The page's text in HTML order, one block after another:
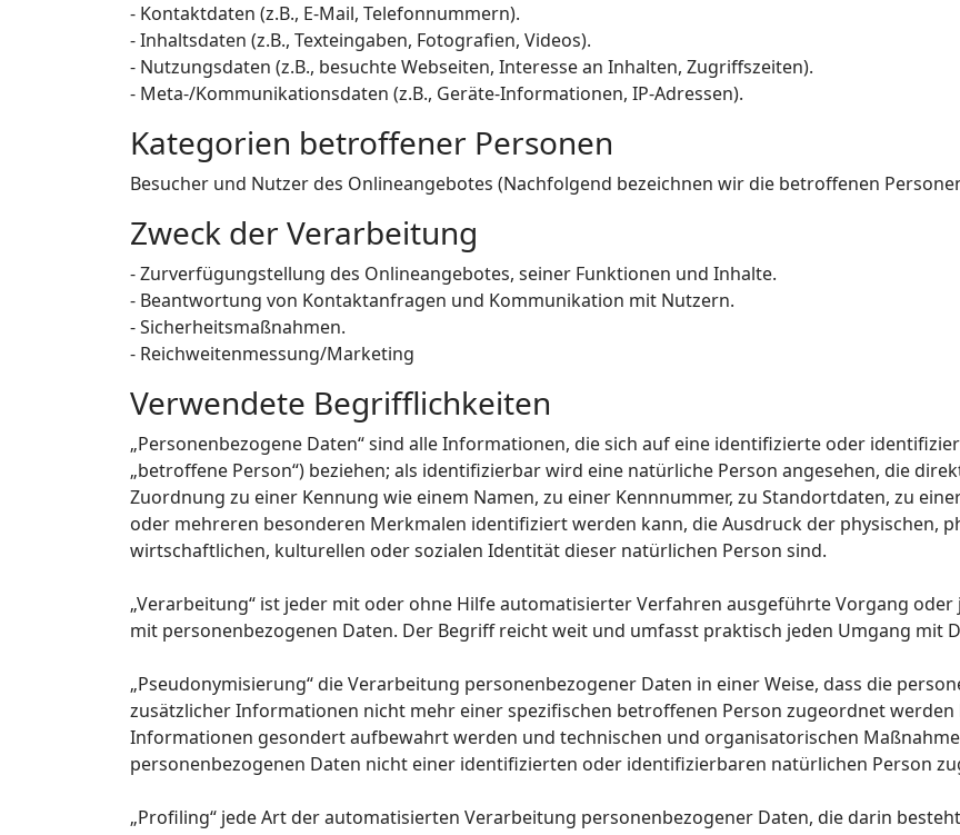
- Kontaktdaten (z.B., E-Mail, Telefonnummern).
- Inhaltsdaten (z.B., Texteingaben, Fotografien, Videos).
- Nutzungsdaten (z.B., besuchte Webseiten, Interesse an Inhalten, Zugriffszeiten).
- Meta-/Kommunikationsdaten (z.B., Geräte-Informationen, IP-Adressen).
Kategorien betroffener Personen
Besucher und Nutzer des Onlineangebotes (Nachfolgend bezeichnen wir die betroffenen
Zweck der Verarbeitung
- Zurverfügungstellung des Onlineangebotes, seiner Funktionen und Inhalte.
- Beantwortung von Kontaktanfragen und Kommunikation mit Nutzern.
- Sicherheitsmaßnahmen.
- Reichweitenmessung/Marketing
Verwendete Begrifflichkeiten
„Personenbezogene Daten“ sind alle Informationen, die sich auf eine identifizierte oder
„betroffene Person“) beziehen; als identifizierbar wird eine natürliche Person angesehen, die
Zuordnung zu einer Kennung wie einem Namen, zu einer Kennnummer, zu Standortdaten, zu
oder mehreren besonderen Merkmalen identifiziert werden kann, die Ausdruck der physischen,
wirtschaftlichen, kulturellen oder sozialen Identität dieser natürlichen Person sind.
„Verarbeitung“ ist jeder mit oder ohne Hilfe automatisierter Verfahren ausgeführte Vorgang
mit personenbezogenen Daten. Der Begriff reicht weit und umfasst praktisch jeden Umgang mit
„Pseudonymisierung“ die Verarbeitung personenbezogener Daten in einer Weise, dass die
zusätzlicher Informationen nicht mehr einer spezifischen betroffenen Person zugeordnet
Informationen gesondert aufbewahrt werden und technischen und organisatorischen
personenbezogenen Daten nicht einer identifizierten oder identifizierbaren natürlichen Person
„Profiling“ jede Art der automatisierten Verarbeitung personenbezogener Daten, die darin